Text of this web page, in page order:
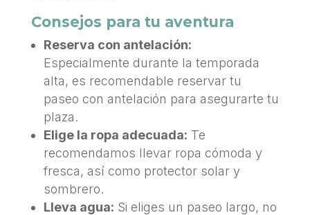
Consejos para tu aventura
Reserva con antelación:
Especialmente durante la temporada
alta, es recomendable reservar tu
paseo con antelación para asegurarte tu
plaza.
Elige la ropa adecuada: Te
recomendamos llevar ropa cómoda y
fresca, así como protector solar y
sombrero.
Lleva agua: Si eliges un paseo largo, no